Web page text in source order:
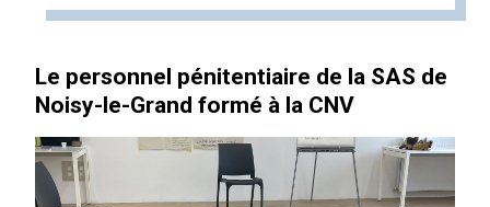
Le personnel pénitentiaire de la SAS de
Noisy-le-Grand formé à la CNV